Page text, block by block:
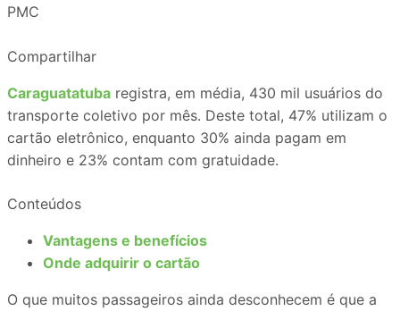
PMC
Compartilhar
Caraguatatuba registra, em média, 430 mil usuários do
transporte coletivo por mês. Deste total, 47% utilizam o
cartão eletrônico, enquanto 30% ainda pagam em
dinheiro e 23% contam com gratuidade.
Conteúdos
Vantagens e benefícios
Onde adquirir o cartão
O que muitos passageiros ainda desconhecem é que a